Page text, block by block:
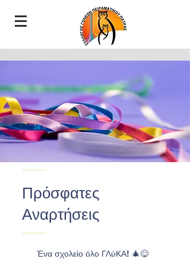
Πρόσφατες
Αναρτήσεις
Ένα σχολείο όλο ΓΛύΚΑ! 🎄😋